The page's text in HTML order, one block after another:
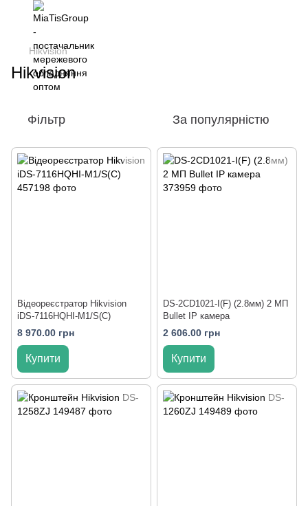
Hikvision
Hikvision
Фільтр За популярністю
Відеореєстратор Hikvision
iDS-7116HQHI-M1/S(C)
8 970.00 грн
Купити
DS-2CD1021-I(F) (2.8мм) 2 МП
Bullet IP камера
2 606.00 грн
Купити